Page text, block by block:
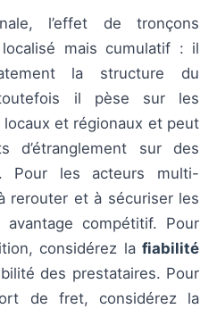
l’effet de tronçons
mais cumulatif : il
la structure du
il pèse sur les
et régionaux et peut
d’étranglement sur des
Pour les acteurs multi-
rerouter et à sécuriser les
compétitif. Pour
considérez la fiabilité
des prestataires. Pour
de fret, considérez la